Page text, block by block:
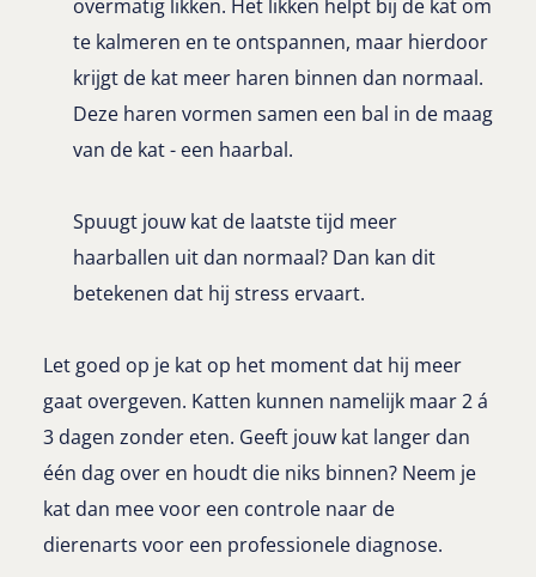
overmatig likken. Het likken helpt bij de kat om
te kalmeren en te ontspannen, maar hierdoor
krijgt de kat meer haren binnen dan normaal.
Deze haren vormen samen een bal in de maag
van de kat - een haarbal.
Spuugt jouw kat de laatste tijd meer
haarballen uit dan normaal? Dan kan dit
betekenen dat hij stress ervaart.
Let goed op je kat op het moment dat hij meer
gaat overgeven. Katten kunnen namelijk maar 2 á
3 dagen zonder eten. Geeft jouw kat langer dan
één dag over en houdt die niks binnen? Neem je
kat dan mee voor een controle naar de
dierenarts voor een professionele diagnose.